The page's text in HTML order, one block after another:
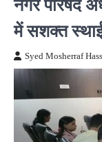
में सशक्त
Syed Mosherraf